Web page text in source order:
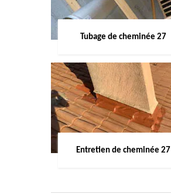
Tubage de cheminée 27
Entretien de cheminée 27